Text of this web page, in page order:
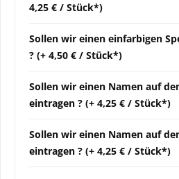
4,25 € / Stück*)
Sollen wir einen einfarbigen
? (+ 4,50 € / Stück*)
Sollen wir einen Namen auf
eintragen ? (+ 4,25 € / Stück*)
Sollen wir einen Namen auf
eintragen ? (+ 4,25 € / Stück*)